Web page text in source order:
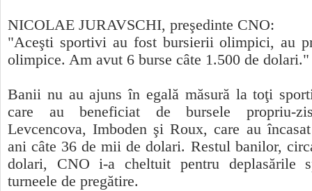
NICOLAE JURAVSCHI, preşedinte CNO:
"Aceşti sportivi au fost bursierii olimpici, au
olimpice. Am avut 6 burse câte 1.500 de dolari."
Banii nu au ajuns în egală măsură la toţi
care au beneficiat de bursele propriu-
Levcencova, Imboden şi Roux, care au
ani câte 36 de mii de dolari. Restul banilor,
dolari, CNO i-a cheltuit pentru deplasările
turneele de pregătire.